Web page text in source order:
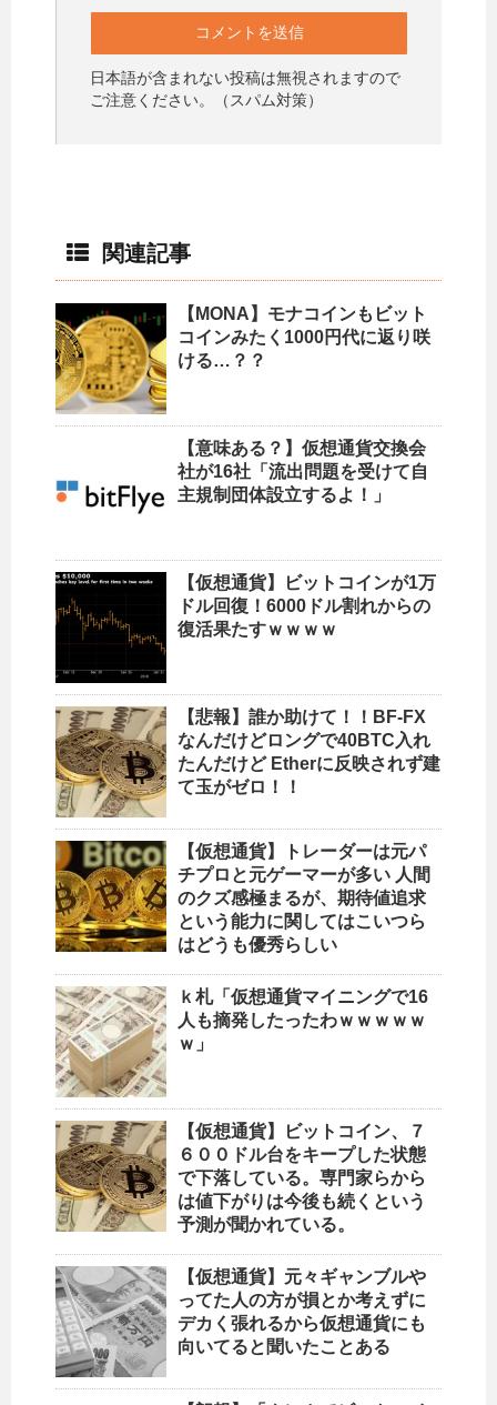
日本語が含まれない投稿は無視されますので
ご注意ください。（スパム対策）
関連記事
【MONA】モナコインもビット
コインみたく1000円代に返り咲
ける…？？
【意味ある？】仮想通貨交換会
社が16社「流出問題を受けて自
主規制団体設立するよ！」
【仮想通貨】ビットコインが1万
ドル回復！6000ドル割れからの
復活果たすｗｗｗｗ
【悲報】誰か助けて！！BF-FX
なんだけどロングで40BTC入れ
たんだけど Etherに反映されず建
て玉がゼロ！！
【仮想通貨】トレーダーは元パ
チプロと元ゲーマーが多い 人間
のクズ感極まるが、期待値追求
という能力に関してはこいつら
はどうも優秀らしい
ｋ札「仮想通貨マイニングで16
人も摘発したったわｗｗｗｗｗ
ｗ」
【仮想通貨】ビットコイン、７
６００ドル台をキープした状態
で下落している。専門家らから
は値下がりは今後も続くという
予測が聞かれている。
【仮想通貨】元々ギャンブルや
ってた人の方が損とか考えずに
デカく張れるから仮想通貨にも
向いてると聞いたことある